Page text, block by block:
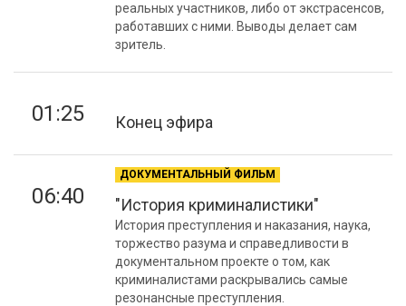
реальных участников, либо от экстрасенсов,
работавших с ними. Выводы делает сам
зритель.
01:25 Конец эфира
06:40
ДОКУМЕНТАЛЬНЫЙ ФИЛЬМ
"История криминалистики"
История преступления и наказания, наука,
торжество разума и справедливости в
документальном проекте о том, как
криминалистами раскрывались самые
резонансные преступления.